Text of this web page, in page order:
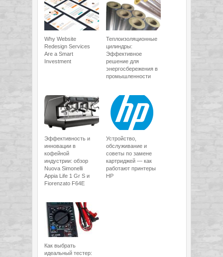
Why Website
Redesign Services
Are a Smart
Investment
Теплоизоляционные
цилиндры:
Эффективное
решение для
энергосбережения в
промышленности
Эффективность и
инновации в
кофейной
индустрии: обзор
Nuova Simonelli
Appia Life 1 Gr S и
Fiorenzato F64E
Устройство,
обслуживание и
советы по замене
картриджей — как
работают принтеры
HP
Как выбрать
идеальный тестер: